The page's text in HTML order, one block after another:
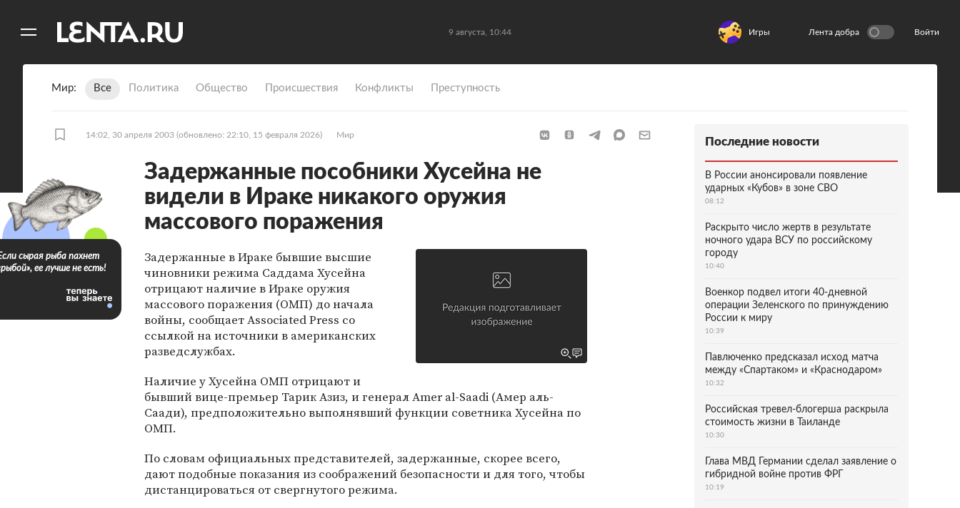
9 августа, 10:44 Игры Лента добра Войти
Мир Все Политика Общество Происшествия Конфликты Преступность
14:02, 30 апреля 2003 (обновлено: 22:10, 15 февраля 2026) Мир
Задержанные пособники Хусейна не
видели в Ираке никакого оружия
массового поражения
Задержанные в Ираке бывшие высшие
чиновники режима Саддама Хусейна
отрицают наличие в Ираке оружия
массового поражения (ОМП) до начала
войны, сообщает Associated Press со
ссылкой на источники в американских
разведслужбах.
Наличие у Хусейна ОМП отрицают и
бывший вице-премьер Тарик Азиз, и генерал Amer al-Saadi (Амер аль-
Саади), предположительно выполнявший функции советника Хусейна по
ОМП.
По словам официальных представителей, задержанные, скорее всего,
дают подобные показания из соображений безопасности и для того, чтобы
дистанцироваться от свергнутого режима.
сырая рыба пахнет
ее лучше не есть!
Последние новости
В России анонсировали появление
ударных «Кубов» в зоне СВО
08:12
Раскрыто число жертв в результате
ночного удара ВСУ по российскому
городу
10:40
Военкор подвел итоги 40-дневной
операции Зеленского по принуждению
России к миру
10:39
Павлюченко предсказал исход матча
между «Спартаком» и «Краснодаром»
10:32
Российская тревел-блогерша раскрыла
стоимость жизни в Таиланде
10:30
Глава МВД Германии сделал заявление о
гибридной войне против ФРГ
10:19